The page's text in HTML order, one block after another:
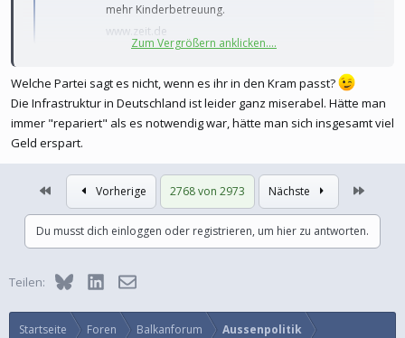
mehr Kinderbetreuung.
www.zeit.de
Moment? Lobt die Linke Deutschlands Infrastruktur und soziales
Sicherungsnetz? Die Linke der Fundamentalopposition, die sonst
immer sagt, alles sei katastrophal, sagt nun, wir haben eine
Kram passt?
Zum Vergrößern anklicken....
Welche Partei sagt es nicht, wenn es ihr in den Kram passt?
Die Infrastruktur in Deutschland ist leider ganz miserabel. Hätte man
immer "repariert" als es notwendig war, hätte man sich insgesamt viel
Geld erspart.
Vorherige 2768 von 2973 Nächste
Du musst dich einloggen oder registrieren, um hier zu antworten.
Teilen: BlueskyLinkedInE-Mail
Startseite Foren Balkanforum Aussenpolitik